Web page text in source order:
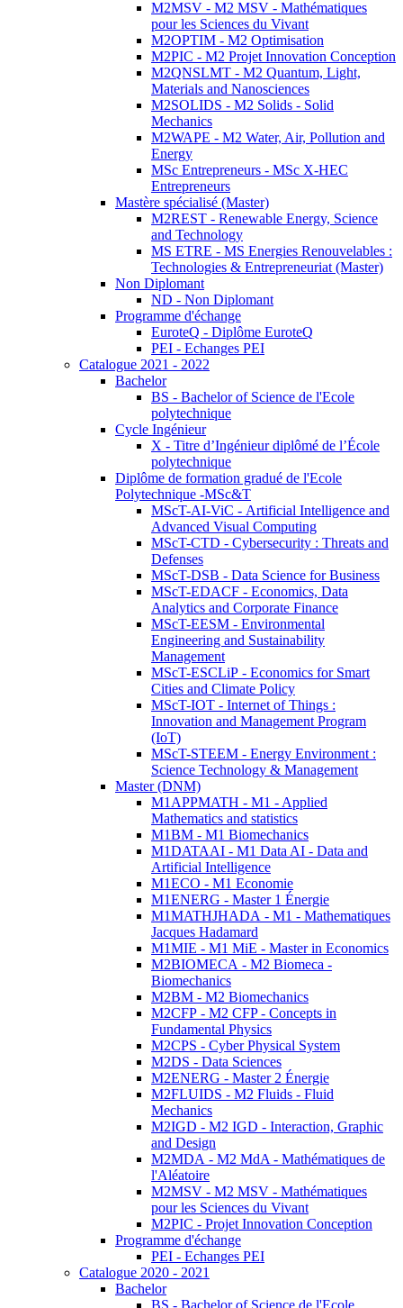
M2MSV - M2 MSV - Mathématiques
pour les Sciences du Vivant
M2OPTIM - M2 Optimisation
M2PIC - M2 Projet Innovation Conception
M2QNSLMT - M2 Quantum, Light,
Materials and Nanosciences
M2SOLIDS - M2 Solids - Solid
Mechanics
M2WAPE - M2 Water, Air, Pollution and
Energy
MSc Entrepreneurs - MSc X-HEC
Entrepreneurs
Mastère spécialisé (Master)
M2REST - Renewable Energy, Science
and Technology
MS ETRE - MS Energies Renouvelables :
Technologies & Entrepreneuriat (Master)
Non Diplomant
ND - Non Diplomant
Programme d'échange
EuroteQ - Diplôme EuroteQ
PEI - Echanges PEI
Catalogue 2021 - 2022
Bachelor
BS - Bachelor of Science de l'Ecole
polytechnique
Cycle Ingénieur
X - Titre d’Ingénieur diplômé de l’École
polytechnique
Diplôme de formation gradué de l'Ecole
Polytechnique -MSc&T
MScT-AI-ViC - Artificial Intelligence and
Advanced Visual Computing
MScT-CTD - Cybersecurity : Threats and
Defenses
MScT-DSB - Data Science for Business
MScT-EDACF - Economics, Data
Analytics and Corporate Finance
MScT-EESM - Environmental
Engineering and Sustainability
Management
MScT-ESCLiP - Economics for Smart
Cities and Climate Policy
MScT-IOT - Internet of Things :
Innovation and Management Program
(IoT)
MScT-STEEM - Energy Environment :
Science Technology & Management
Master (DNM)
M1APPMATH - M1 - Applied
Mathematics and statistics
M1BM - M1 Biomechanics
M1DATAAI - M1 Data AI - Data and
Artificial Intelligence
M1ECO - M1 Economie
M1ENERG - Master 1 Énergie
M1MATHJHADA - M1 - Mathematiques
Jacques Hadamard
M1MIE - M1 MiE - Master in Economics
M2BIOMECA - M2 Biomeca -
Biomechanics
M2BM - M2 Biomechanics
M2CFP - M2 CFP - Concepts in
Fundamental Physics
M2CPS - Cyber Physical System
M2DS - Data Sciences
M2ENERG - Master 2 Énergie
M2FLUIDS - M2 Fluids - Fluid
Mechanics
M2IGD - M2 IGD - Interaction, Graphic
and Design
M2MDA - M2 MdA - Mathématiques de
l'Aléatoire
M2MSV - M2 MSV - Mathématiques
pour les Sciences du Vivant
M2PIC - Projet Innovation Conception
Programme d'échange
PEI - Echanges PEI
Catalogue 2020 - 2021
Bachelor
BS - Bachelor of Science de l'Ecole